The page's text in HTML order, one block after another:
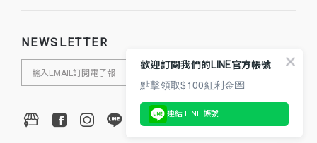
NEWSLETTER
歡迎訂閱我們的LINE官方帳號
點擊領取$100紅利金💌
連結 LINE 帳號